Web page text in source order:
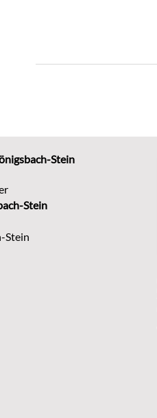
Stein
Stein
Stein